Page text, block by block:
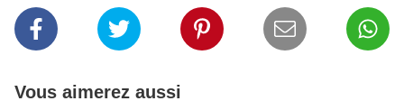
Vous aimerez aussi